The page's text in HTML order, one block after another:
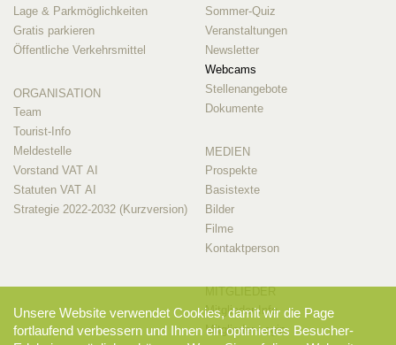
Lage & Parkmöglichkeiten
Gratis parkieren
Öffentliche Verkehrsmittel
ORGANISATION
Team
Tourist-Info
Meldestelle
Vorstand VAT AI
Statuten VAT AI
Strategie 2022-2032 (Kurzversion)
Sommer-Quiz
Veranstaltungen
Newsletter
Webcams
Stellenangebote
Dokumente
MEDIEN
Prospekte
Basistexte
Bilder
Filme
Kontaktperson
Mitglieder-Info
Mitglieder-Login
Unsere Website verwendet Cookies, damit wir die Page
fortlaufend verbessern und Ihnen ein optimiertes Besucher-